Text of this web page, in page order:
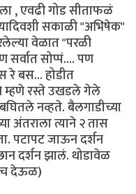
, एवढी गोड सीताफळं
सकाळी "अभिषेक"
वेळात "परळी
सर्वात सोप्पं.... पण
रे बस... होडीत
म्हणे रस्ते उखडले गेले
नव्हते. बैलगाडीच्या
अंतराला त्याने २ तास
पटापट जाऊन दर्शन
दर्शन झालं. थोडावेळ
देऊळ)